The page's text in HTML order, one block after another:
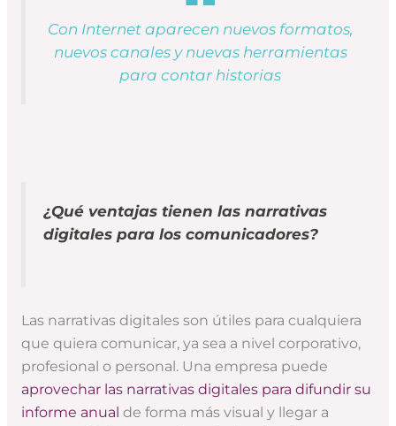
Con Internet aparecen nuevos formatos,
nuevos canales y nuevas herramientas
para contar historias
¿Qué ventajas tienen las narrativas
digitales para los comunicadores?
Las narrativas digitales son útiles para cualquiera
que quiera comunicar, ya sea a nivel corporativo,
profesional o personal. Una empresa puede
aprovechar las narrativas digitales para difundir su
informe anual de forma más visual y llegar a